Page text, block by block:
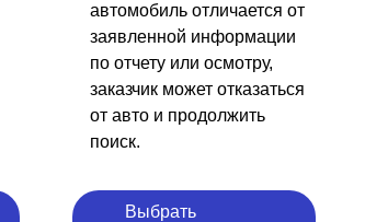
автомобиль отличается от
заявленной информации
по отчету или осмотру,
заказчик может отказаться
от авто и продолжить
поиск.
Выбрать